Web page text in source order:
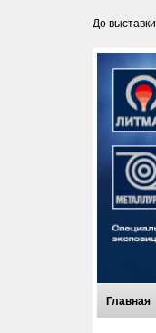
До выставки
Главная